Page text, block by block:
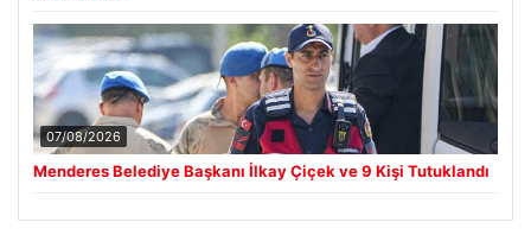
07/08/2026
Menderes Belediye Başkanı İlkay Çiçek ve 9 Kişi Tutuklandı